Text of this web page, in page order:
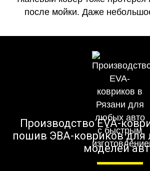
после мойки. Даже
Производство EVA-
пошив ЭВА-ковриков
моделей